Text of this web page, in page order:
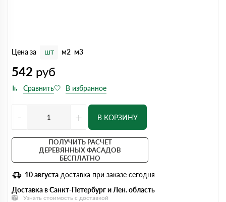
Цена за шт м2 м3
542 руб
- + В КОРЗИНУ
ПОЛУЧИТЬ РАСЧЕТ
ДЕРЕВЯННЫХ ФАСАДОВ
БЕСПЛАТНО
10 августа доставка при заказе сегодня
Доставка в Санкт-Петербург и Лен. область
Узнать стоимость с доставкой